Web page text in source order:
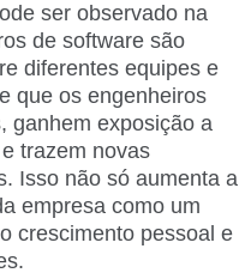
ser observado na
de software são
diferentes equipes e
que os engenheiros
ganhem exposição a
trazem novas
Isso não só aumenta a
empresa como um
crescimento pessoal e